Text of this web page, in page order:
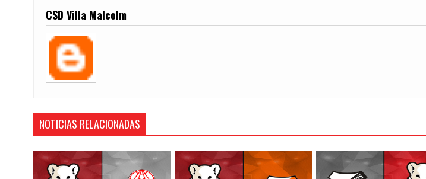
CSD Villa Malcolm
NOTICIAS RELACIONADAS